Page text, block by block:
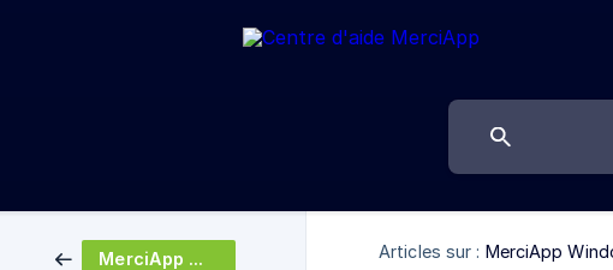
MerciApp Windows Articles sur : MerciApp